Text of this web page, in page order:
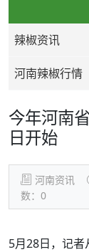
辣椒资讯
河南辣椒行情
今年河南
日开始
河南资讯
数： 0
5月28日，记者